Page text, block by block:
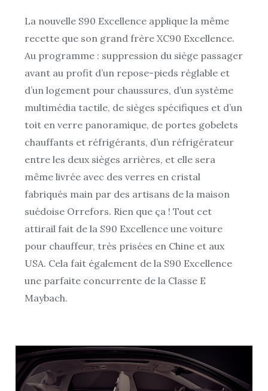
La nouvelle S90 Excellence applique la même
recette que son grand frère XC90 Excellence.
Au programme : suppression du siège passager
avant au profit d’un repose-pieds réglable et
d’un logement pour chaussures, d’un système
multimédia tactile, de sièges spécifiques et d’un
toit en verre panoramique, de portes gobelets
chauffants et réfrigérants, d’un réfrigérateur
entre les deux sièges arrières, et elle sera
même livrée avec des verres en cristal
fabriqués main par des artisans de la maison
suédoise Orrefors. Rien que ça ! Tout cet
attirail fait de la S90 Excellence une voiture
pour chauffeur, très prisées en Chine et aux
USA. Cela fait également de la S90 Excellence
une parfaite concurrente de la Classe E
Maybach.